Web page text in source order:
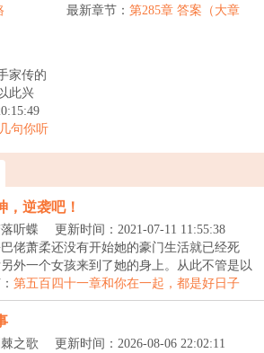
都没听
看证据，只靠卦师！这不
最新章节： 第285章 答案（大章
家传的
此兴
死的
为得旧
句你听
，逆袭吧！
听蝶
更新时间：2021-07-11 11:55:38
佬萧柔还没有开始她的豪门生活就已经死
外一个女孩来到了她的身上。从此不管是以
第五百四十一章和你在一起，都是好日子
之歌
更新时间：2026-08-06 22:02:11